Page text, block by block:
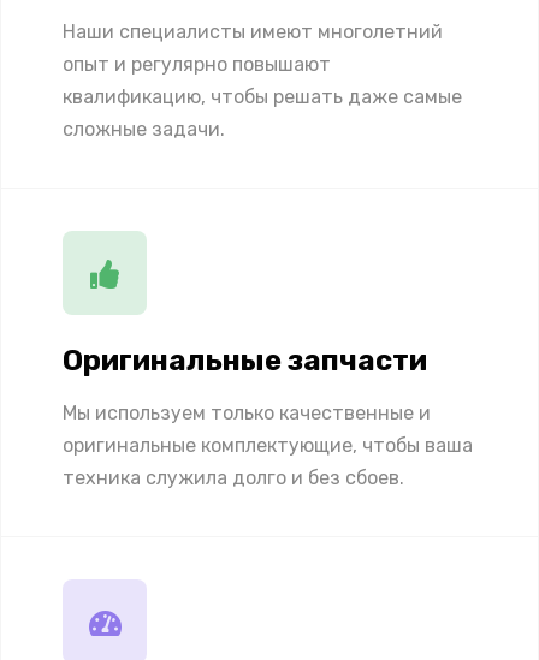
Наши специалисты имеют многолетний
опыт и регулярно повышают
квалификацию, чтобы решать даже самые
сложные задачи.
Оригинальные запчасти
Мы используем только качественные и
оригинальные комплектующие, чтобы ваша
техника служила долго и без сбоев.